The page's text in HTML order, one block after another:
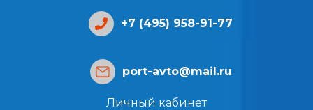
+7 (495) 958-91-77
port-avto@mail.ru
Личный кабинет